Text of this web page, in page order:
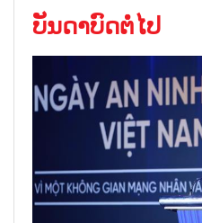
ບັນດາບົດຕໍ່ໄປ